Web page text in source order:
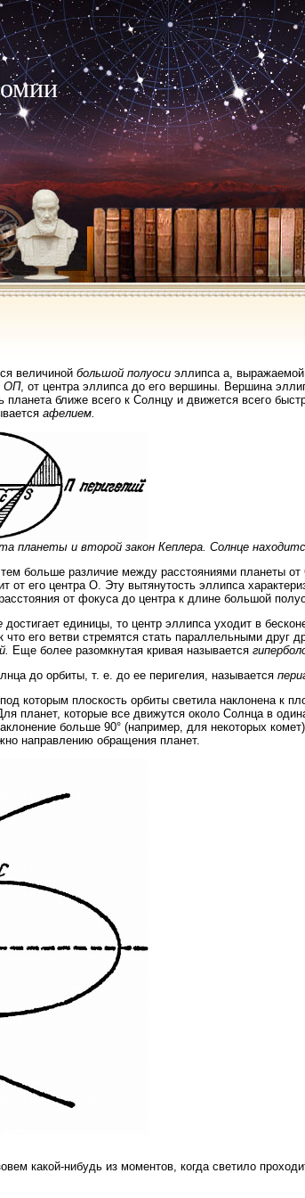
величиной большой полуоси эллипса а,
ОП, от центра эллипса до его вершины. Вершина
планета ближе всего к Солнцу и движется всего
афелием.
планеты и второй закон Кеплера. Солнце
больше различие между расстояниями планеты
от его центра О. Эту вытянутость эллипса
от фокуса до центра к длине большой
достигает единицы, то центр эллипса уходит в
что его ветви стремятся стать параллельными друг
Еще более разомкнутая кривая называется
до орбиты, т. е. до ее перигелия, называется
которым плоскость орбиты светила наклонена к
планет, которые все движутся около Солнца в
больше 90° (например, для некоторых
направлению обращения планет.
какой-нибудь из моментов, когда светило